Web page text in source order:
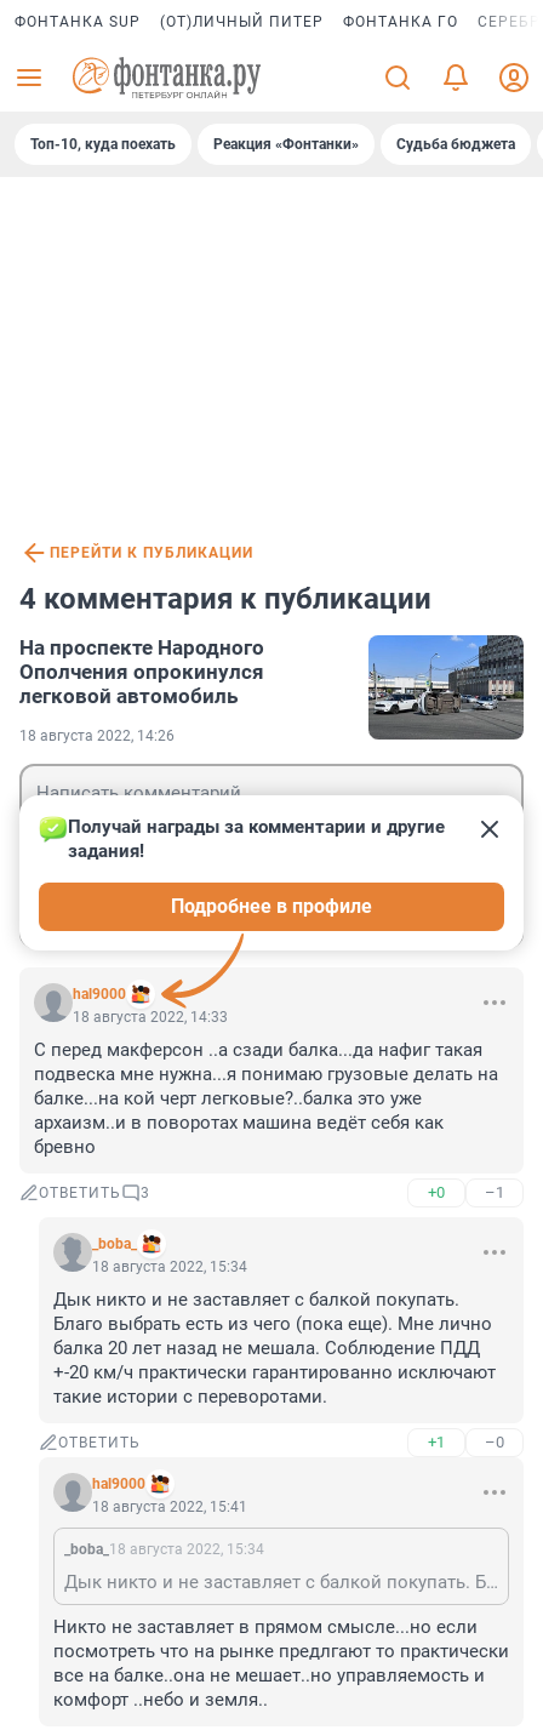
ФОНТАНКА SUP (ОТ)ЛИЧНЫЙ ПИТЕР ФОНТАНКА ГО
Топ-10, куда поехать Реакция «Фонтанки» Судьба бюджета
ПЕРЕЙТИ К ПУБЛИКАЦИИ
4 комментария к публикации
На проспекте Народного
Ополчения опрокинулся
легковой автомобиль
18 августа 2022, 14:26
hal9000
Получай награды за комментарии и другие
задания!
Подробнее в профиле
18 августа 2022, 14:33
С перед макферсон ..а сзади балка...да нафиг такая
подвеска мне нужна...я понимаю грузовые делать на
балке...на кой черт легковые?..балка это уже
архаизм..и в поворотах машина ведёт себя как
бревно
ОТВЕТИТЬ 3 +0 –1
_boba_
18 августа 2022, 15:34
Дык никто и не заставляет с балкой покупать.
Благо выбрать есть из чего (пока еще). Мне лично
балка 20 лет назад не мешала. Соблюдение ПДД
+-20 км/ч практически гарантированно исключают
такие истории с переворотами.
ОТВЕТИТЬ +1 –0
hal9000
18 августа 2022, 15:41
_boba_ 18 августа 2022, 15:34
Дык никто и не заставляет с балкой покупать. Благо выбрать есть из чего (пока еще). Мне лично балка 20 лет назад не мешала. Соблюдение ПДД +-20 км/ч практически гарантированно исключают такие истории с переворотами.
Никто не заставляет в прямом смысле...но если
посмотреть что на рынке предлгают то практически
все на балке..она не мешает..но управляемость и
комфорт ..небо и земля..